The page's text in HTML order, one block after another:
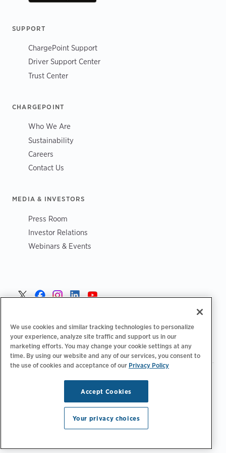
SUPPORT
ChargePoint Support
Driver Support Center
Trust Center
CHARGEPOINT
Who We Are
Sustainability
Careers
Contact Us
MEDIA & INVESTORS
Press Room
Investor Relations
Webinars & Events
Copyright © 2026 ChargePoint, Inc. Med enerett.
We use cookies and similar tracking technologies to personalize
your experience, analyze site traffic and support us in our
marketing efforts. You may change your cookie settings at any
time. By using our website and any of our services, you consent to
the use of cookies and acceptance of our Privacy Policy
Accept Cookies
Your privacy choices